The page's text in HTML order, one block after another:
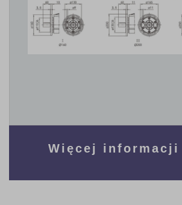
Więcej informacji